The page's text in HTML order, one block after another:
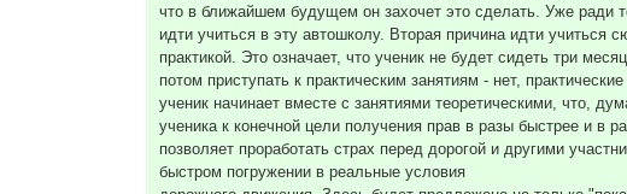
что в ближайшем будущем он захочет это сделать. Уже ради
идти учиться в эту автошколу. Вторая причина идти
практикой. Это означает, что ученик не будет сидеть три
потом приступать к практическим занятиям - нет,
ученик начинает вместе с занятиями теоретическими, что,
ученика к конечной цели получения прав в разы быстрее и в
позволяет проработать страх перед дорогой и другими
быстром погружении в реальные условия